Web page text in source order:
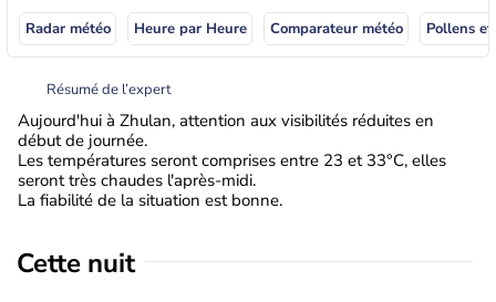
Radar météo Heure par Heure Comparateur météo Pollens
Résumé de l’expert
Aujourd'hui à Zhulan, attention aux visibilités réduites en
début de journée.
Les températures seront comprises entre 23 et 33°C, elles
seront très chaudes l'après-midi.
La fiabilité de la situation est bonne.
Cette nuit